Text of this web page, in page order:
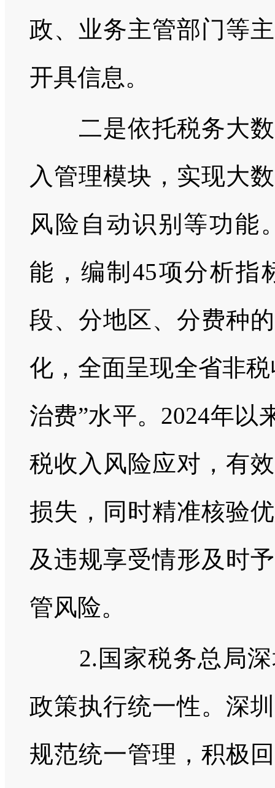
政、业务主管部门等
开具信息。
二是依托税务大数
入管理模块，实现大
风险自动识别等功能
能，编制45项分析指
段、分地区、分费种
化，全面呈现全省非
治费”水平。2024年以
税收入风险应对，有
损失，同时精准核验
及违规享受情形及时
管风险。
2.国家税务总局深
政策执行统一性。深
规范统一管理，积极